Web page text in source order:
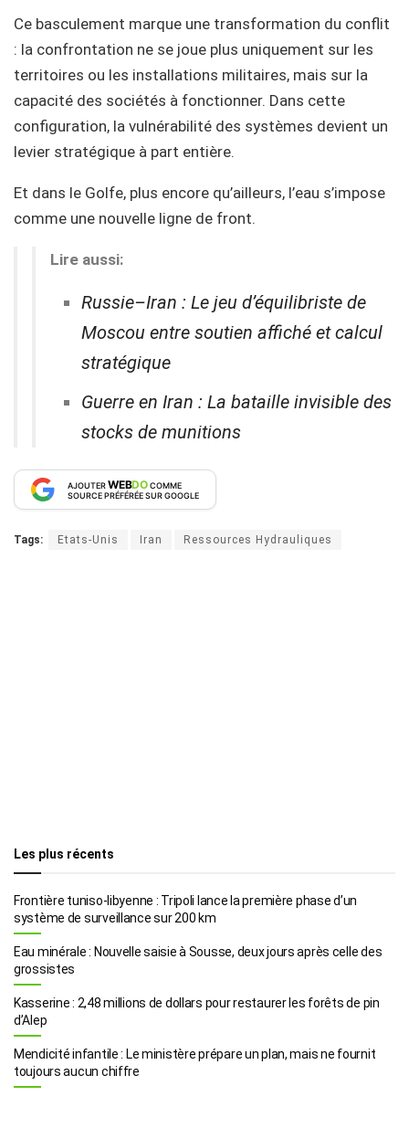
Ce basculement marque une transformation du conflit
: la confrontation ne se joue plus uniquement sur les
territoires ou les installations militaires, mais sur la
capacité des sociétés à fonctionner. Dans cette
configuration, la vulnérabilité des systèmes devient un
levier stratégique à part entière.
Et dans le Golfe, plus encore qu’ailleurs, l’eau s’impose
comme une nouvelle ligne de front.
Lire aussi:
Russie–Iran : Le jeu d’équilibriste de
Moscou entre soutien affiché et calcul
stratégique
Guerre en Iran : La bataille invisible des
stocks de munitions
AJOUTERWEBDOCOMME
SOURCE PRÉFÉRÉE SUR GOOGLE
Tags: Etats-Unis Iran Ressources Hydrauliques
Les plus récents
Frontière tuniso-libyenne : Tripoli lance la première phase d’un
système de surveillance sur 200 km
Eau minérale : Nouvelle saisie à Sousse, deux jours après celle des
grossistes
Kasserine : 2,48 millions de dollars pour restaurer les forêts de pin
d’Alep
Mendicité infantile : Le ministère prépare un plan, mais ne fournit
toujours aucun chiffre